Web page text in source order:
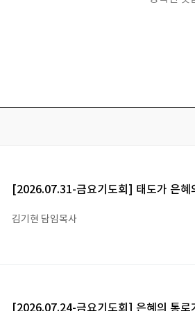
[2026.07.31-금요기도회] 태도가 은
김기현 담임목사
[2026.07.24-금요기도회] 은혜의 통